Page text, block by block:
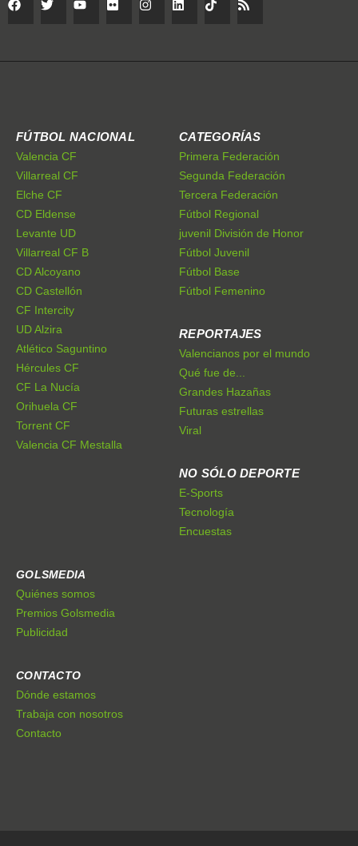
FÚTBOL NACIONAL
Valencia CF
Villarreal CF
Elche CF
CD Eldense
Levante UD
Villarreal CF B
CD Alcoyano
CD Castellón
CF Intercity
UD Alzira
Atlético Saguntino
Hércules CF
CF La Nucía
Orihuela CF
Torrent CF
Valencia CF Mestalla
CATEGORÍAS
Primera Federación
Segunda Federación
Tercera Federación
Fútbol Regional
juvenil División de Honor
Fútbol Juvenil
Fútbol Base
Fútbol Femenino
REPORTAJES
Valencianos por el mundo
Qué fue de...
Grandes Hazañas
Futuras estrellas
Viral
NO SÓLO DEPORTE
E-Sports
Tecnología
Encuestas
GOLSMEDIA
Quiénes somos
Premios Golsmedia
Publicidad
CONTACTO
Dónde estamos
Trabaja con nosotros
Contacto